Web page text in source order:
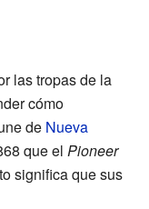
las tropas de la
cómo
de Nueva
que el Pioneer
significa que sus